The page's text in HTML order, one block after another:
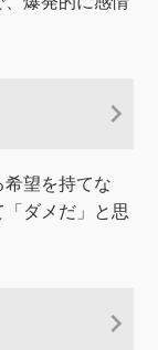
望を持てな
ダメだ」と思